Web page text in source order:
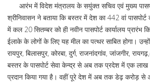
आरंभ में विदेश मंत्रालय के सयुंक्त सचिव एवं मुख्य
श्रीनिवासन ने बताया कि बस्तर में देश का 442 वां
में कल 20 सितम्बर को ही नवीन पासपोर्ट कार्यालय
ईलाके के लोगों के लिए यह मील का पत्थर साबित होगा।
रायपुर, बिलासपुर, कोरबा, दुर्ग, राजनांदगांव, जांजगीर,
बस्तर के पासपोर्ट सेवा केन्द्र से अब तक प्रदेश में एक लाख
प्रदान किया गया है। वहीं पूरे देश में अब तक डेढ़ करोड़ से